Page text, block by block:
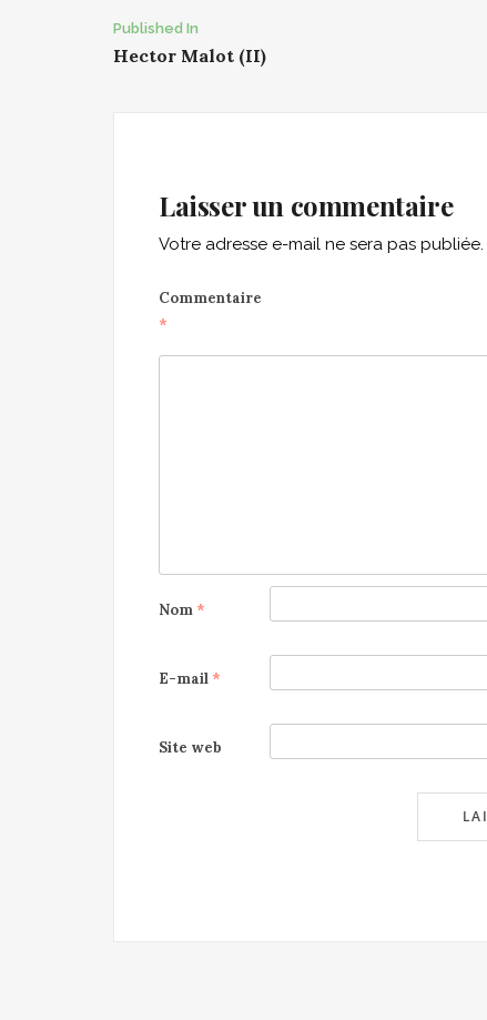
Post
navigation
Published In
Hector Malot (II)
Laisser un commentaire
Votre adresse e-mail ne sera pas publiée.
Commentaire
*
Nom *
E-mail *
Site web